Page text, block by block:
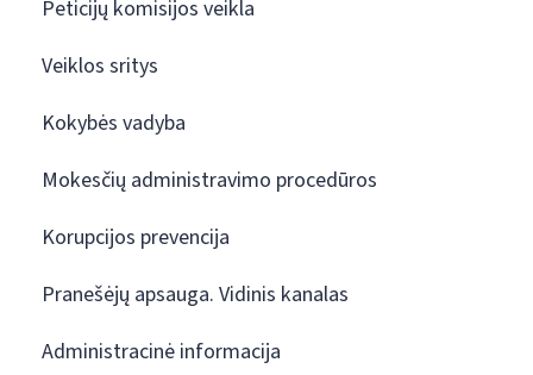
Peticijų komisijos veikla
Veiklos sritys
Kokybės vadyba
Mokesčių administravimo procedūros
Korupcijos prevencija
Pranešėjų apsauga. Vidinis kanalas
Administracinė informacija